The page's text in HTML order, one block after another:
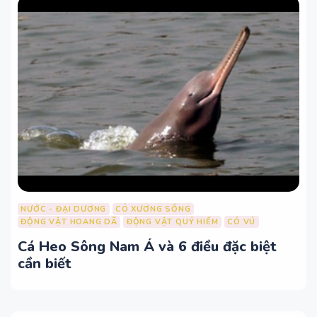
NƯỚC - ĐẠI DƯƠNG
CÓ XƯƠNG SỐNG
ĐỘNG VẬT HOANG DÃ
ĐỘNG VẬT QUÝ HIẾM CÓ VÚ
Cá Heo Sông Nam Á và 6 điều đặc biệt
cần biết